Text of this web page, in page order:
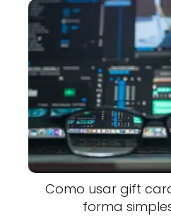
Como usar gift
forma